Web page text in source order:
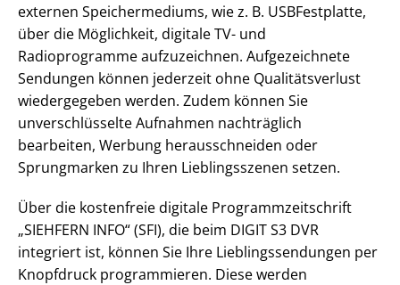
externen Speichermediums, wie z. B. USBFestplatte,
über die Möglichkeit, digitale TV- und
Radioprogramme aufzuzeichnen. Aufgezeichnete
Sendungen können jederzeit ohne Qualitätsverlust
wiedergegeben werden. Zudem können Sie
unverschlüsselte Aufnahmen nachträglich
bearbeiten, Werbung herausschneiden oder
Sprungmarken zu Ihren Lieblingsszenen setzen.
Über die kostenfreie digitale Programmzeitschrift
„SIEHFERN INFO“ (SFI), die beim DIGIT S3 DVR
integriert ist, können Sie Ihre Lieblingssendungen per
Knopfdruck programmieren. Diese werden